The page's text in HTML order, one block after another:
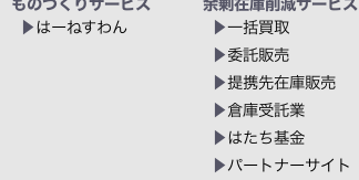
ものづくりサービス
はーねすわん
余剰在庫削減サービス
一括買取
委託販売
提携先在庫販売
倉庫受託業
はたち基金
パートナーサイト